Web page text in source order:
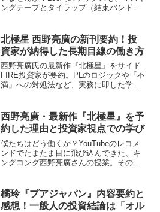
ングテープとタイラップ（結束バンド）
止を完璧にし、快適な暮らしを手に入れ
る節約術を公開！
北極星 西野亮廣の新刊要約！投
資家が納得した長期目線の働き方
西野亮廣氏の最新作『北極星』をサイド
FIRE投資家が要約。PLのロジックや「不
満」への対処法など、実務に即した学び
職時代の失敗談を交えた、忖度なしの本
音レビューです。
西野亮廣・最新作『北極星』を予
約した理由と投資家視点での学び
僕たちはどう働くか？YouTubeのレコメ
ンドでたまたま目に飛び込んできた、キ
ングコング西野亮廣さんの授業。その熱
予約しました⭐前作『夢と金』では「お金
が尽きる...
橘玲『プアジャパン』内容要約と
感想！一般人の投資結論は「オル